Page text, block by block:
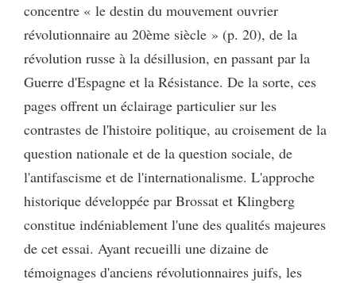
concentre « le destin du mouvement ouvrier
révolutionnaire au 20ème siècle » (p. 20), de la
révolution russe à la désillusion, en passant par la
Guerre d'Espagne et la Résistance. De la sorte, ces
pages offrent un éclairage particulier sur les
contrastes de l'histoire politique, au croisement de la
question nationale et de la question sociale, de
l'antifascisme et de l'internationalisme. L'approche
historique développée par Brossat et Klingberg
constitue indéniablement l'une des qualités majeures
de cet essai. Ayant recueilli une dizaine de
témoignages d'anciens révolutionnaires juifs, les